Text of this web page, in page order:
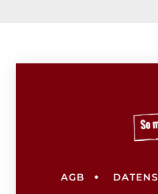
AGB